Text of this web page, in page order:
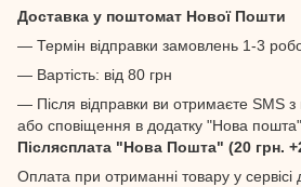
Доставка у поштомат Нової Пошти
— Термін відправки замовлень 1-3
— Вартість: від 80 грн
— Після відправки ви отримаєте SMS
або сповіщення в додатку "Нова пошта"
Післясплата "Нова Пошта" (20 грн.
Оплата при отриманні товару у сервісі